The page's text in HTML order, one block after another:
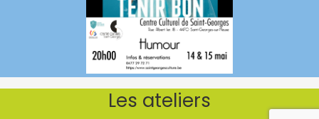
Les ateliers